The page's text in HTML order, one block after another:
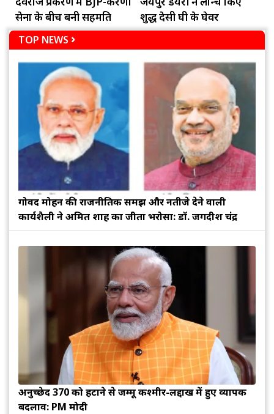
सेना के बीच बनी सहमति
शुद्ध देसी घी के घेवर
TOP NEWS
गोविंद मोहन की राजनीतिक समझ और नतीजे देने वाली
कार्यशैली ने अमित शाह का जीता भरोसा: डॉ. जगदीश चंद्र
अनुच्छेद 370 को हटाने से जम्मू कश्मीर-लद्दाख में हुए व्यापक
बदलाव: PM मोदी